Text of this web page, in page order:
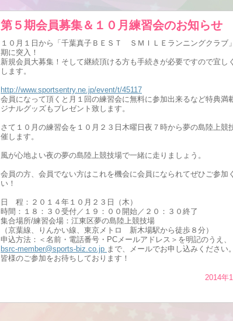
第５期会員募集＆１０月練習会のお知らせ
１０月１日から「千葉真子ＢＥＳＴ ＳＭＩＬＥランニングクラブ
期に突入！
新規会員大募集！そして継続頂ける方も手続きが必要ですので宜し
します。
http://www.sportsentry.ne.jp/event/t/45117
会員になって頂くと月１回の練習会に無料に参加出来るなど特典満
ジナルグッズもプレゼント致します。
さて１０月の練習会を１０月２３日木曜日夜７時から夢の島陸上競
催します。
風が心地よい夜の夢の島陸上競技場で一緒に走りましょう。
会員の方、会員でない方はこれを機会に会員になられてぜひご参加
い！
日 程：２０１４年１０月２３日（木）
時間：１８：３０受付／１９：００開始／２０：３０終了
集合場所/練習会場：江東区夢の島陸上競技場
（京葉線、りんかい線、東京メトロ 新木場駅から徒歩８分）
申込方法：＜名前・電話番号・PCメールアドレス＞を明記のうえ、
bsrc-member@sports-biz.co.jp まで、メールでお申し込みください。
皆様のご参加をお待ちしております！
2014年